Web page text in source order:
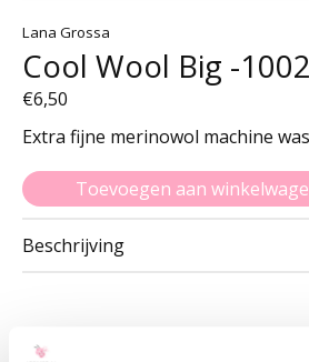
Lana Grossa
Cool Wool Big -
€6,50
Extra fijne merinowol machine
Toevoegen aan
Beschrijving